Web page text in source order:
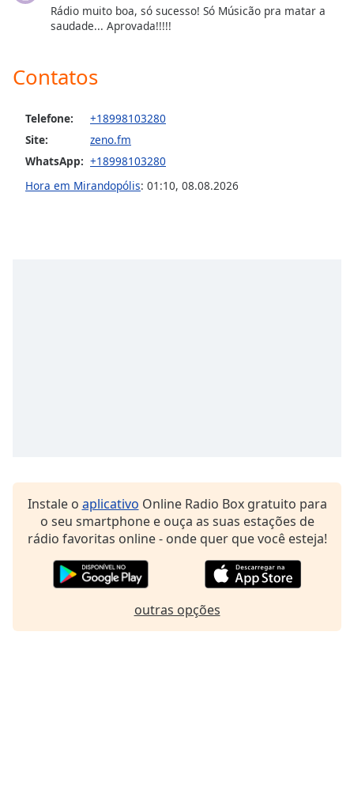
Area
Color
Opacity
dialog
window.
Rádio muito boa, só sucesso! Só Músicão pra matar a
saudade... Aprovada!!!!!
Contatos
Telefone:
+18998103280
Site:
zeno.fm
WhatsApp: +18998103280
Hora em Mirandopólis: 01:10, 08.08.2026
Instale o aplicativo Online Radio Box gratuito para
o seu smartphone e ouça as suas estações de
rádio favoritas online - onde quer que você esteja!
outras opções